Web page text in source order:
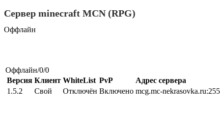
Сервер minecraft MCN (RPG)
Оффлайн
Оффлайн/0/0
Версия Клиент WhiteList PvP
Адрес сервера
1.5.2
Свой Отключён Включено mcg.mc-